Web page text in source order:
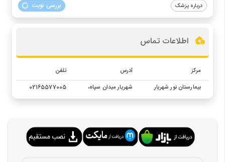
درباره پزشک بررسی نوبت
اطلاعات تماس
مرکز آدرس
تلفن
بیمارستان نور شهریار
شهریار میدان سپاه، 02165577005